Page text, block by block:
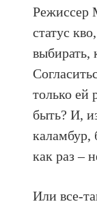
Режиссер
статус
выбирать,
только ей
быть? И,
каламбур,
как раз –
Или все-